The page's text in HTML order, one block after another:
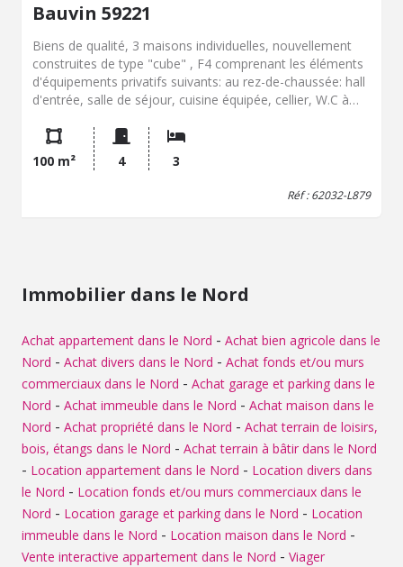
Bauvin 59221
Biens de qualité, 3 maisons individuelles, nouvellement
construites de type "cube" , F4 comprenant les éléments
d'équipements privatifs suivants: au rez-de-chaussée: hall
d'entrée, salle de séjour, cuisine équipée, cellier, W.C à
lingerie aux normes PMR, climatisation réversible travaux
extérieurs (enrobés, trottoirs, pelouses et clôtures)
réalisés sur septembre+ terrasse carrelée au printemps
2027 Superficie habitable: 100,40 m2 Loyer: 1300 euros +
entre 490 et 730 euros/an Libre au 01/09/2026 Frais de
merci de contacter l'Etude au 03.21.74.99.69
100 m² 4 3
Réf : 62032-L879
Immobilier dans le Nord
Achat appartement dans le Nord - Achat bien agricole dans le
Nord - Achat divers dans le Nord - Achat fonds et/ou murs
commerciaux dans le Nord - Achat garage et parking dans le
Nord - Achat immeuble dans le Nord - Achat maison dans le
Nord - Achat propriété dans le Nord - Achat terrain de loisirs,
bois, étangs dans le Nord - Achat terrain à bâtir dans le Nord
- Location appartement dans le Nord - Location divers dans
le Nord - Location fonds et/ou murs commerciaux dans le
Nord - Location garage et parking dans le Nord - Location
immeuble dans le Nord - Location maison dans le Nord -
Vente interactive appartement dans le Nord - Viager